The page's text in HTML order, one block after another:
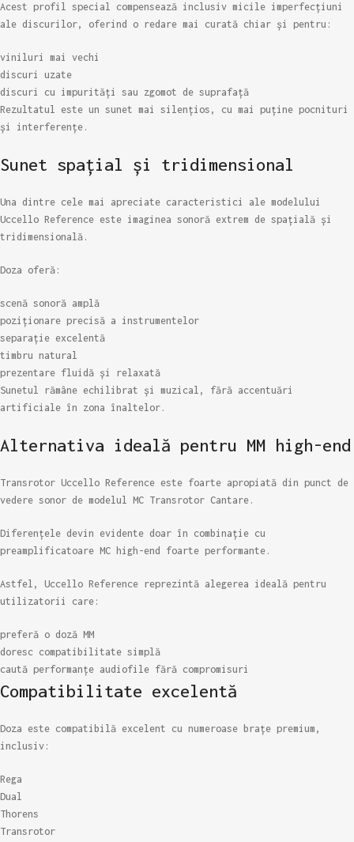
Acest profil special compensează inclusiv micile imperfecțiuni
ale discurilor, oferind o redare mai curată chiar și pentru:
viniluri mai vechi
discuri uzate
discuri cu impurități sau zgomot de suprafață
Rezultatul este un sunet mai silențios, cu mai puține pocnituri
și interferențe.
Sunet spațial și tridimensional
Una dintre cele mai apreciate caracteristici ale modelului
Uccello Reference este imaginea sonoră extrem de spațială și
tridimensională.
Doza oferă:
scenă sonoră amplă
poziționare precisă a instrumentelor
separație excelentă
timbru natural
prezentare fluidă și relaxată
Sunetul rămâne echilibrat și muzical, fără accentuări
artificiale în zona înaltelor.
Alternativa ideală pentru MM high-end
Transrotor Uccello Reference este foarte apropiată din punct de
vedere sonor de modelul MC Transrotor Cantare.
Diferențele devin evidente doar în combinație cu
preamplificatoare MC high-end foarte performante.
Astfel, Uccello Reference reprezintă alegerea ideală pentru
utilizatorii care:
preferă o doză MM
doresc compatibilitate simplă
caută performanțe audiofile fără compromisuri
Compatibilitate excelentă
Doza este compatibilă excelent cu numeroase brațe premium,
inclusiv:
Rega
Dual
Thorens
Transrotor